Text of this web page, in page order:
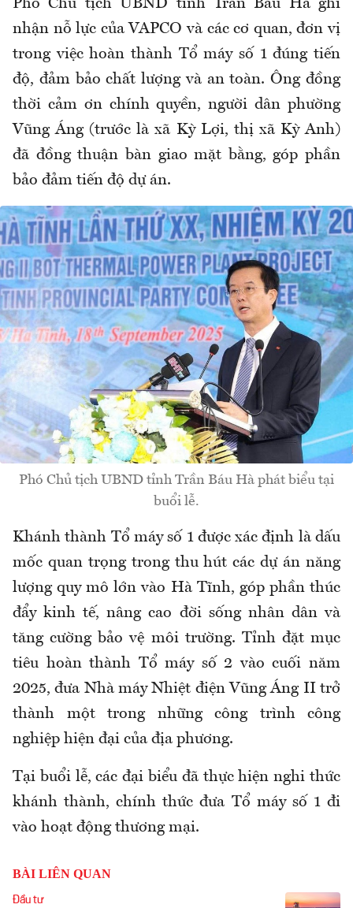
Phó Chủ tịch UBND tỉnh Trần Báu Hà ghi
nhận nỗ lực của VAPCO và các cơ quan, đơn vị
trong việc hoàn thành Tổ máy số 1 đúng tiến
độ, đảm bảo chất lượng và an toàn. Ông đồng
thời cảm ơn chính quyền, người dân phường
Vũng Áng (trước là xã Kỳ Lợi, thị xã Kỳ Anh)
đã đồng thuận bàn giao mặt bằng, góp phần
bảo đảm tiến độ dự án.
Phó Chủ tịch UBND tỉnh Trần Báu Hà phát biểu tại
buổi lễ.
Khánh thành Tổ máy số 1 được xác định là dấu
mốc quan trọng trong thu hút các dự án năng
lượng quy mô lớn vào Hà Tĩnh, góp phần thúc
đẩy kinh tế, nâng cao đời sống nhân dân và
tăng cường bảo vệ môi trường. Tỉnh đặt mục
tiêu hoàn thành Tổ máy số 2 vào cuối năm
2025, đưa Nhà máy Nhiệt điện Vũng Áng II trở
thành một trong những công trình công
nghiệp hiện đại của địa phương.
Tại buổi lễ, các đại biểu đã thực hiện nghi thức
khánh thành, chính thức đưa Tổ máy số 1 đi
vào hoạt động thương mại.
BÀI LIÊN QUAN
Đầu tư